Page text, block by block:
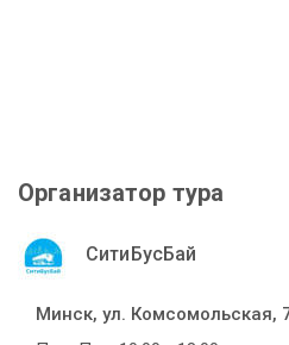
Организатор тура
СитиБусБай
Минск, ул. Комсомольская,